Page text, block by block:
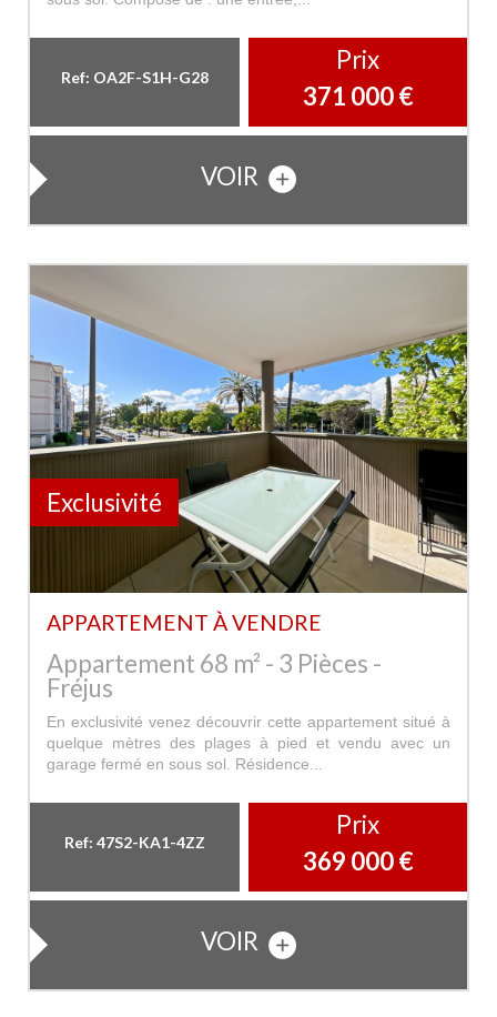
Ref: OA2F-S1H-G28
Prix
371 000 €
VOIR
Exclusivité
APPARTEMENT À VENDRE
Appartement 68 m² - 3 Pièces -
Fréjus
En exclusivité venez découvrir cette appartement situé à
quelque mètres des plages à pied et vendu avec un
garage fermé en sous sol. Résidence...
Ref: 47S2-KA1-4ZZ
Prix
369 000 €
VOIR